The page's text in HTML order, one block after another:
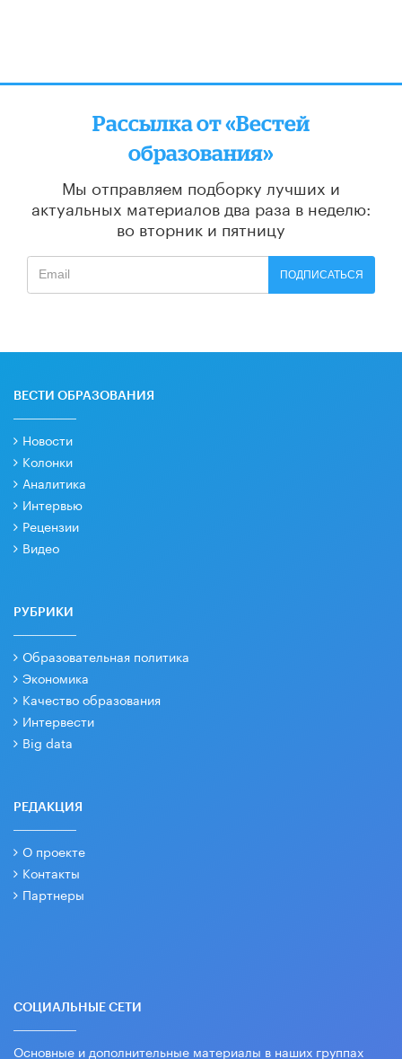
Рассылка от «Вестей
образования»
Мы отправляем подборку лучших и
актуальных материалов два раза в неделю:
во вторник и пятницу
ПОДПИСАТЬСЯ
ВЕСТИ ОБРАЗОВАНИЯ
Новости
Колонки
Аналитика
Интервью
Рецензии
Видео
РУБРИКИ
Образовательная политика
Экономика
Качество образования
Интервести
Big data
РЕДАКЦИЯ
О проекте
Контакты
Партнеры
СОЦИАЛЬНЫЕ СЕТИ
Основные и дополнительные материалы в наших группах